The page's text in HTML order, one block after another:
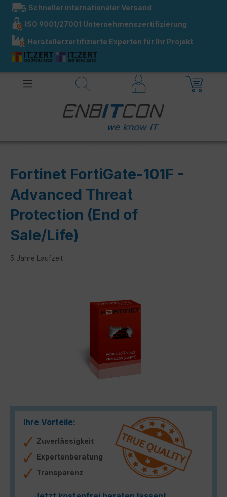
springen
Schneller internationaler Versand
ISO 9001/27001 Unternehmenszertifizierung
Herstellerzertifizierte Experten für Ihr Projekt
Fortinet FortiGate-101F -
Advanced Threat
Protection (End of
Sale/Life)
5 Jahre Laufzeit
Ihre Vorteile:
Zuverlässigkeit
Expertenberatung
Transparenz